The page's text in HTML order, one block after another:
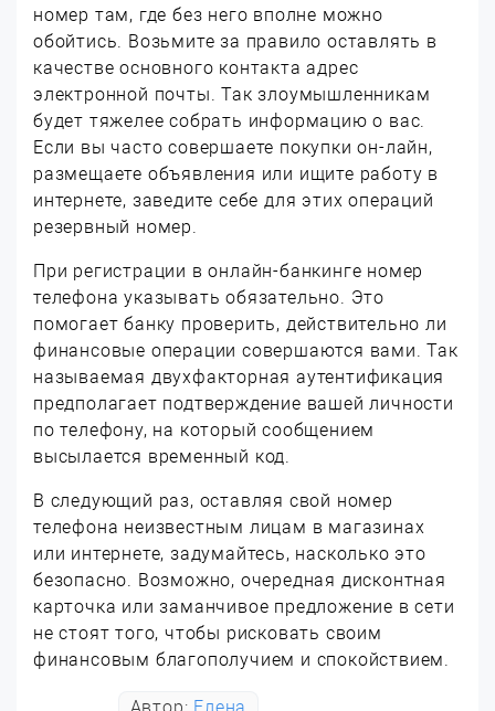
номер там, где без него вполне можно
обойтись. Возьмите за правило оставлять в
качестве основного контакта адрес
электронной почты. Так злоумышленникам
будет тяжелее собрать информацию о вас.
Если вы часто совершаете покупки он-лайн,
размещаете объявления или ищите работу в
интернете, заведите себе для этих операций
резервный номер.
При регистрации в онлайн-банкинге номер
телефона указывать обязательно. Это
помогает банку проверить, действительно ли
финансовые операции совершаются вами. Так
называемая двухфакторная аутентификация
предполагает подтверждение вашей личности
по телефону, на который сообщением
высылается временный код.
В следующий раз, оставляя свой номер
телефона неизвестным лицам в магазинах
или интернете, задумайтесь, насколько это
безопасно. Возможно, очередная дисконтная
карточка или заманчивое предложение в сети
не стоят того, чтобы рисковать своим
финансовым благополучием и спокойствием.
Автор: Елена